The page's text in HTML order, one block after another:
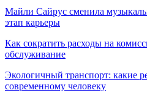
Майли Сайрус сменила
этап карьеры
Как сократить расходы на
обслуживание
Экологичный транспорт: какие
современному человеку